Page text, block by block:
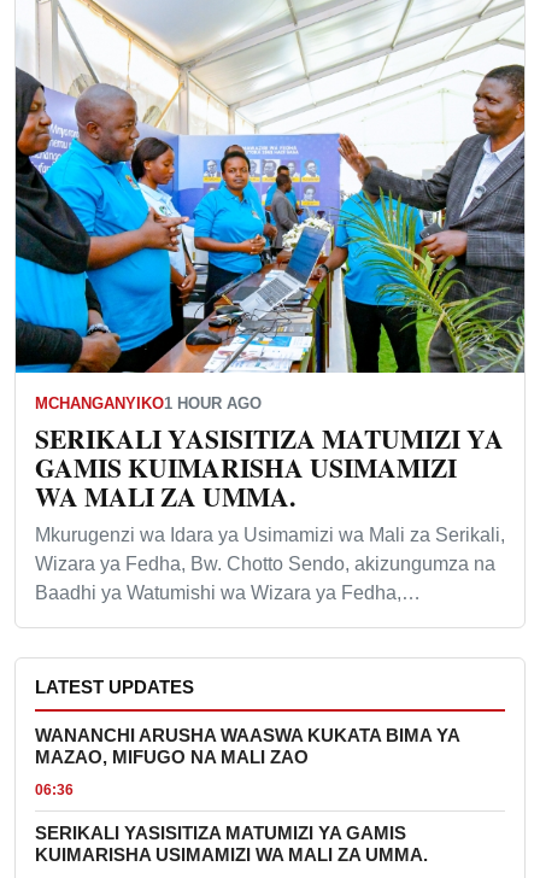
MCHANGANYIKO1 HOUR AGO
SERIKALI YASISITIZA MATUMIZI YA
GAMIS KUIMARISHA USIMAMIZI
WA MALI ZA UMMA.
Mkurugenzi wa Idara ya Usimamizi wa Mali za Serikali,
Wizara ya Fedha, Bw. Chotto Sendo, akizungumza na
Baadhi ya Watumishi wa Wizara ya Fedha,…
LATEST UPDATES
WANANCHI ARUSHA WAASWA KUKATA BIMA YA
MAZAO, MIFUGO NA MALI ZAO
06:36
SERIKALI YASISITIZA MATUMIZI YA GAMIS
KUIMARISHA USIMAMIZI WA MALI ZA UMMA.